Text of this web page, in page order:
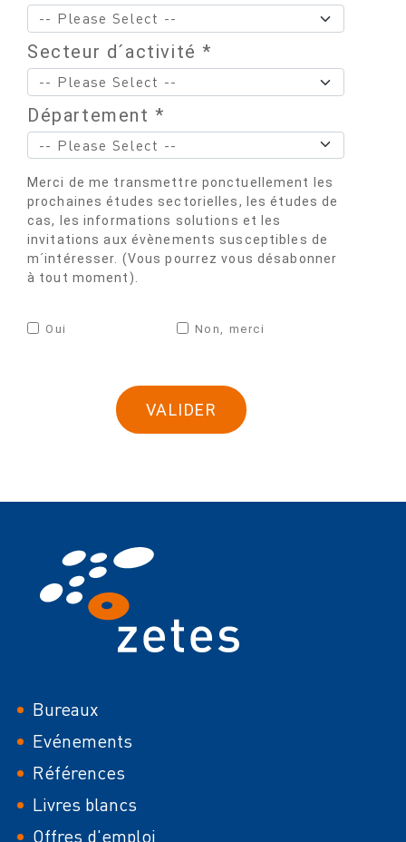
Secteur d´activité *
Département *
Merci de me transmettre ponctuellement les
prochaines études sectorielles, les études de
cas, les informations solutions et les
invitations aux évènements susceptibles de
m´intéresser. (Vous pourrez vous désabonner
à tout moment).
Oui Non, merci
Footer
Bureaux
Evénements
Références
Livres blancs
Offres d'emploi